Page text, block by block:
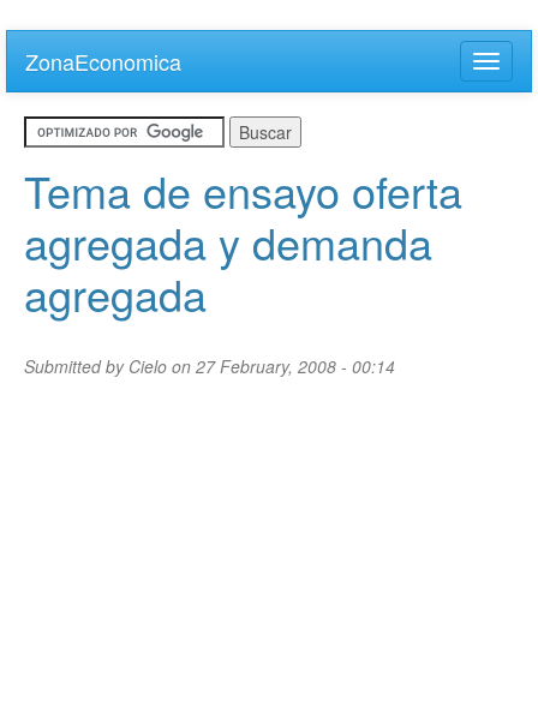
main
content
ZonaEconomica
Toggle
Tema de ensayo oferta
agregada y demanda
agregada
Submitted by Cielo on 27 February, 2008 - 00:14